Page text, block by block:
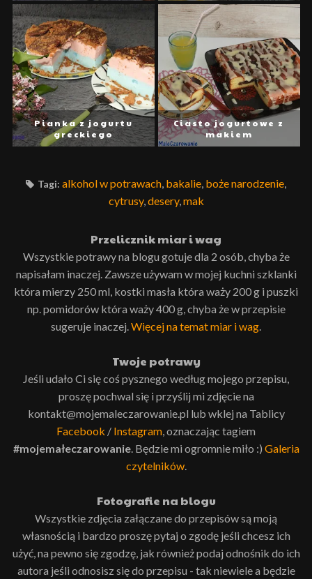
Pianka z jogurtu
greckiego
Ciasto jogurtowe z
makiem
Tagi: alkohol w potrawach, bakalie, boże narodzenie,
cytrusy,desery,mak
Przelicznik miar i wag
Wszystkie potrawy na blogu gotuje dla 2 osób, chyba że
napisałam inaczej. Zawsze używam w mojej kuchni szklanki
która mierzy 250 ml, kostki masła która waży 200 g i puszki
np. pomidorów która waży 400 g, chyba że w przepisie
sugeruje inaczej.Więcej na temat miar i wag.
Twoje potrawy
Jeśli udało Ci się coś pysznego według mojego przepisu,
proszę pochwal się i przyślij mi zdjęcie na
kontakt@mojemaleczarowanie.pl lub wklej na Tablicy
Facebook / Instagram, oznaczając tagiem
#mojemałeczarowanie. Będzie mi ogromnie miło :) Galeria
czytelników.
Fotografie na blogu
Wszystkie zdjęcia załączane do przepisów są moją
własnością i bardzo proszę pytaj o zgodę jeśli chcesz ich
użyć, na pewno się zgodzę, jak również podaj odnośnik do ich
autora jeśli odnosisz się do przepisu - tak niewiele a będzie